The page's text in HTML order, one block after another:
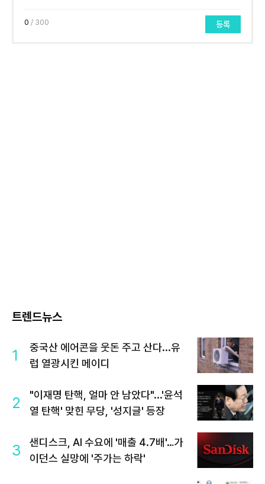
0 / 300 등록
트렌드뉴스
1
중국산 에어콘을 웃돈 주고 산다...유
럽 열광시킨 메이디
2
"이재명 탄핵, 얼마 안 남았다"...'윤석
열 탄핵' 맞힌 무당, '성지글' 등장
3
샌디스크, AI 수요에 '매출 4.7배'…가
이던스 실망에 '주가는 하락'